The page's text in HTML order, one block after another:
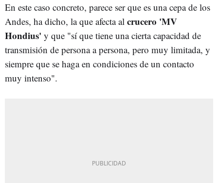
En este caso concreto, parece ser que es una cepa de los
Andes, ha dicho, la que afecta al crucero 'MV
Hondius' y que "sí que tiene una cierta capacidad de
transmisión de persona a persona, pero muy limitada, y
siempre que se haga en condiciones de un contacto
muy intenso".